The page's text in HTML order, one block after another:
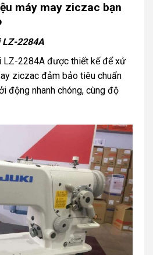
máy may ziczac bạn
LZ-2284A
LZ-2284A được thiết kế để xử
ziczac đảm bảo tiêu chuẩn
động nhanh chóng, cùng độ